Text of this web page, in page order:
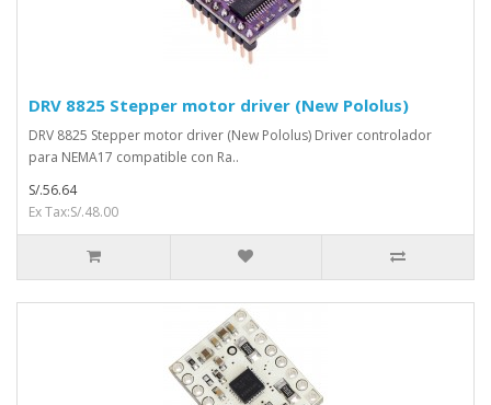
DRV 8825 Stepper motor driver (New Pololus)
DRV 8825 Stepper motor driver (New Pololus) Driver controlador
para NEMA17 compatible con Ra..
S/.56.64
Ex Tax:S/.48.00